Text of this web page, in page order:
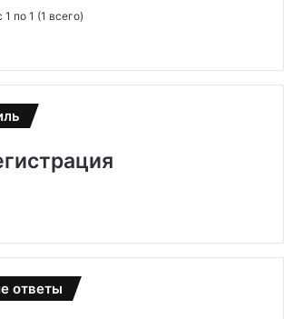
по 1 (1 всего)
ответы